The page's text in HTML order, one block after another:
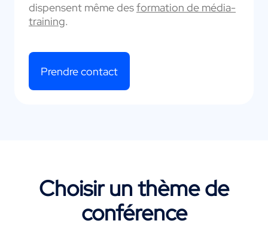
dispensent même desformation de média-
training.
Prendre contact
Choisir un thème de
conférence